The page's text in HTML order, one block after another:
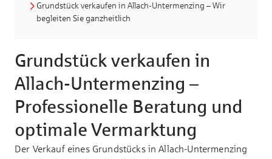
Grundstück verkaufen in Allach-Untermenzing – Wir
begleiten Sie ganzheitlich
Grundstück verkaufen in
Allach-Untermenzing –
Professionelle Beratung und
optimale Vermarktung
Der Verkauf eines Grundstücks in Allach-Untermenzing